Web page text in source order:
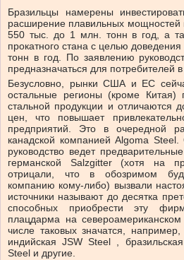
Бразильцы намерены
расширение плавильных
550 тыс. до 1 млн. тонн в год, а
прокатного стана с целью
тонн в год. По заявлению
предназначаться для потребителей
Безусловно, рынки США и ЕС
остальные регионы (кроме Китая)
стальной продукции и отличаются
цен, что повышает
предприятий. Это в очередной
канадской компанией Algoma
руководство ведет
германской Salzgitter (хотя на
отрицали, что в обозримом
компанию кому-либо) вызвали
источники называют до десятка
способных приобрести эту
плацдарма на
числе таковых значатся, например,
индийская JSW Steel ,
Steel и другие.